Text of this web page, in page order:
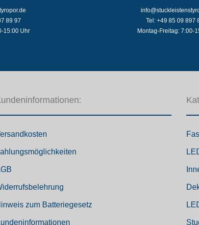
89 97
15:00 Uhr
Tel: +49 85 09 897
Montag-Freitag: 7:00-
zum Batteriegesetz